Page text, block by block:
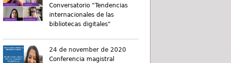
Conversatorio "Tendencias
internacionales de las
bibliotecas digitales"
24 de november de 2020
Conferencia magistral